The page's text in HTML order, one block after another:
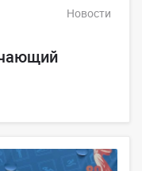
Новости